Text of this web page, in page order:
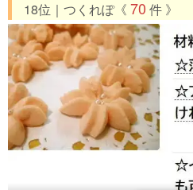
18位｜つくれぽ《 70 件 》